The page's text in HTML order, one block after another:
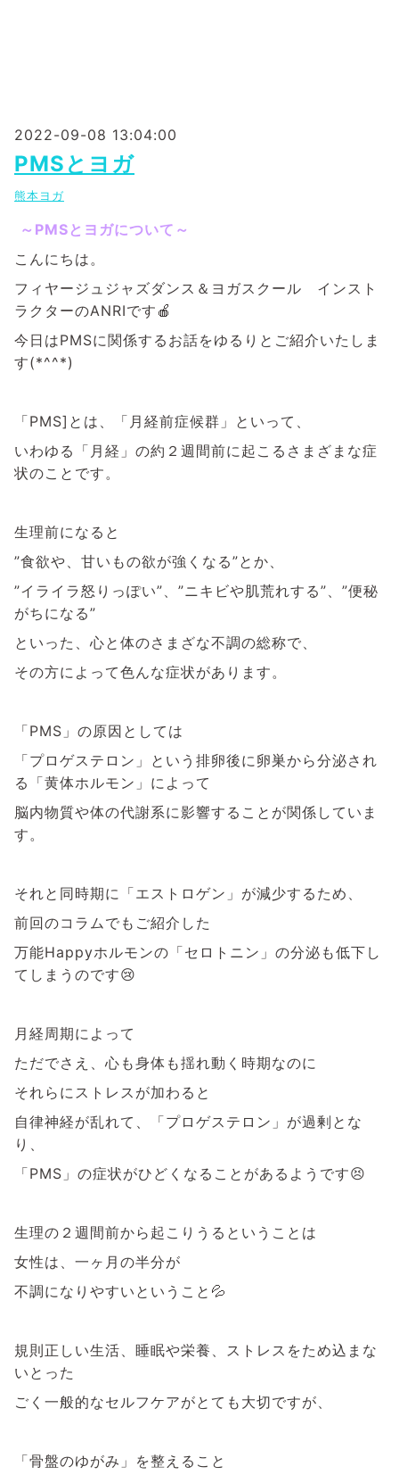
2022-09-08 13:04:00
PMSとヨガ
熊本ヨガ
～PMSとヨガについて～
こんにちは。
フィヤージュジャズダンス＆ヨガスクール インスト
ラクターのANRIです🍎
今日はPMSに関係するお話をゆるりとご紹介いたしま
す(*^^*)
「PMS]とは、「月経前症候群」といって、
いわゆる「月経」の約２週間前に起こるさまざまな症
状のことです。
生理前になると
”食欲や、甘いもの欲が強くなる”とか、
”イライラ怒りっぽい”、”ニキビや肌荒れする”、”便秘
がちになる”
といった、心と体のさまざな不調の総称で、
その方によって色んな症状があります。
「PMS」の原因としては
「プロゲステロン」という排卵後に卵巣から分泌され
る「黄体ホルモン」によって
脳内物質や体の代謝系に影響することが関係していま
す。
それと同時期に「エストロゲン」が減少するため、
前回のコラムでもご紹介した
万能Happyホルモンの「セロトニン」の分泌も低下し
てしまうのです😢
月経周期によって
ただでさえ、心も身体も揺れ動く時期なのに
それらにストレスが加わると
自律神経が乱れて、「プロゲステロン」が過剰とな
り、
「PMS」の症状がひどくなることがあるようです😣
生理の２週間前から起こりうるということは
女性は、一ヶ月の半分が
不調になりやすいということ💦
規則正しい生活、睡眠や栄養、ストレスをため込まな
いとった
ごく一般的なセルフケアがとても大切ですが、
「骨盤のゆがみ」を整えること